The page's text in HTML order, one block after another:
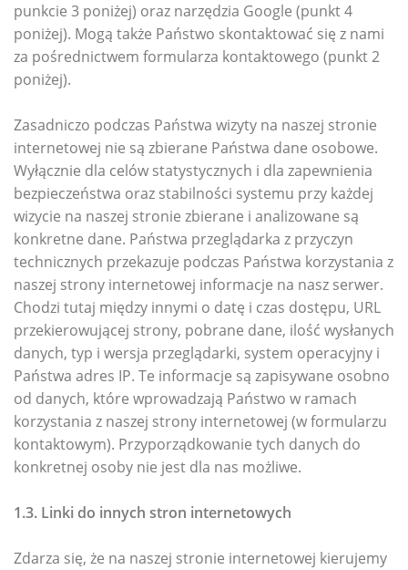
punkcie 3 poniżej) oraz narzędzia Google (punkt 4
poniżej). Mogą także Państwo skontaktować się z nami
za pośrednictwem formularza kontaktowego (punkt 2
poniżej).
Zasadniczo podczas Państwa wizyty na naszej stronie
internetowej nie są zbierane Państwa dane osobowe.
Wyłącznie dla celów statystycznych i dla zapewnienia
bezpieczeństwa oraz stabilności systemu przy każdej
wizycie na naszej stronie zbierane i analizowane są
konkretne dane. Państwa przeglądarka z przyczyn
technicznych przekazuje podczas Państwa korzystania z
naszej strony internetowej informacje na nasz serwer.
Chodzi tutaj między innymi o datę i czas dostępu, URL
przekierowującej strony, pobrane dane, ilość wysłanych
danych, typ i wersja przeglądarki, system operacyjny i
Państwa adres IP. Te informacje są zapisywane osobno
od danych, które wprowadzają Państwo w ramach
korzystania z naszej strony internetowej (w formularzu
kontaktowym). Przyporządkowanie tych danych do
konkretnej osoby nie jest dla nas możliwe.
1.3. Linki do innych stron internetowych
Zdarza się, że na naszej stronie internetowej kierujemy